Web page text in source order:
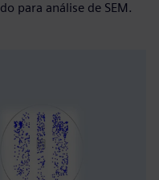
para análise de SEM.